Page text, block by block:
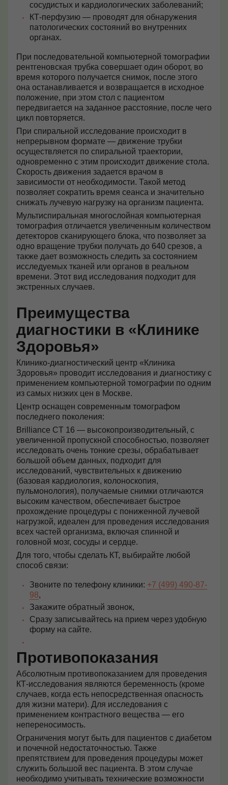
сосудистых и кардиологических заболеваний;
КТ-перфузию — проводят для обнаружения
патологических состояний во внутренних
органах.
При последовательной компьютерной томографии
рентгеновская трубка совершает один оборот, во
время которого получается снимок, после этого
она останавливается и возвращается в исходное
положение, при этом стол с пациентом
передвигается на заданное расстояние, после чего
цикл повторяется.
При спиральной исследование происходит в
непрерывном формате — движение трубки
осуществляется по спиральной траектории,
одновременно с этим происходит движение стола.
Скорость движения задается врачом в
зависимости от необходимости. Такой метод
позволяет сократить время сеанса и значительно
снижать лучевую нагрузку на организм пациента.
Мультиспиральная многослойная компьютерная
томография отличается увеличенным количеством
детекторов сканирующего блока, что позволяет за
одно вращение трубки получать до 640 срезов, а
также дает возможность следить за состоянием
исследуемых тканей или органов в реальном
времени. Этот вид исследования подходит для
экстренных случаев.
Преимущества
диагностики в «Клинике
Здоровья»
Клинико-диагностический центр «Клиника
Здоровья» проводит исследования и диагностику с
применением компьютерной томографии по одним
из самых низких цен в Москве.
Центр оснащен современным томографом
последнего поколения:
Brilliance CT 16 — высокопроизводительный, с
увеличенной пропускной способностью, позволяет
исследовать очень тонкие срезы, обрабатывает
большой объем данных, подходит для
исследований, чувствительных к движению
(базовая кардиология, колоноскопия,
пульмонология), получаемые снимки отличаются
высоким качеством, обеспечивает быстрое
прохождение процедуры с пониженной лучевой
нагрузкой, идеален для проведения исследования
всех частей организма, включая спинной и
головной мозг, сосуды и сердце.
Для того, чтобы сделать КТ, выбирайте любой
способ связи:
Звоните по телефону клиники: +7 (499) 490-87-
98,
Закажите обратный звонок,
Сразу записывайтесь на прием через удобную
форму на сайте.
Противопоказания
Абсолютным противопоказанием для проведения
КТ-исследования являются беременность (кроме
случаев, когда есть непосредственная опасность
для жизни матери). Для исследования с
применением контрастного вещества — его
непереносимость.
Ограничения могут быть для пациентов с диабетом
и почечной недостаточностью. Также
препятствием для проведения процедуры может
служить большой вес пациента. В этом случае
необходимо учитывать технические возможности